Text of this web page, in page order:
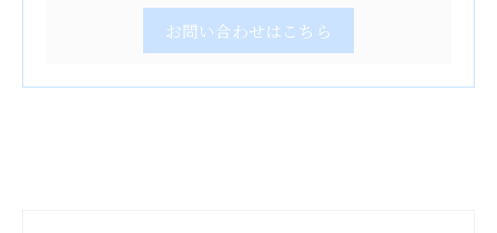
お問い合わせはこちら